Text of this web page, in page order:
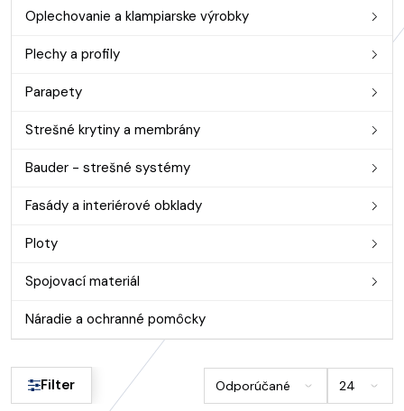
Oplechovanie a klampiarske výrobky
Plechy a profily
Parapety
Strešné krytiny a membrány
Bauder - strešné systémy
Fasády a interiérové obklady
Ploty
Spojovací materiál
Náradie a ochranné pomôcky
Filter